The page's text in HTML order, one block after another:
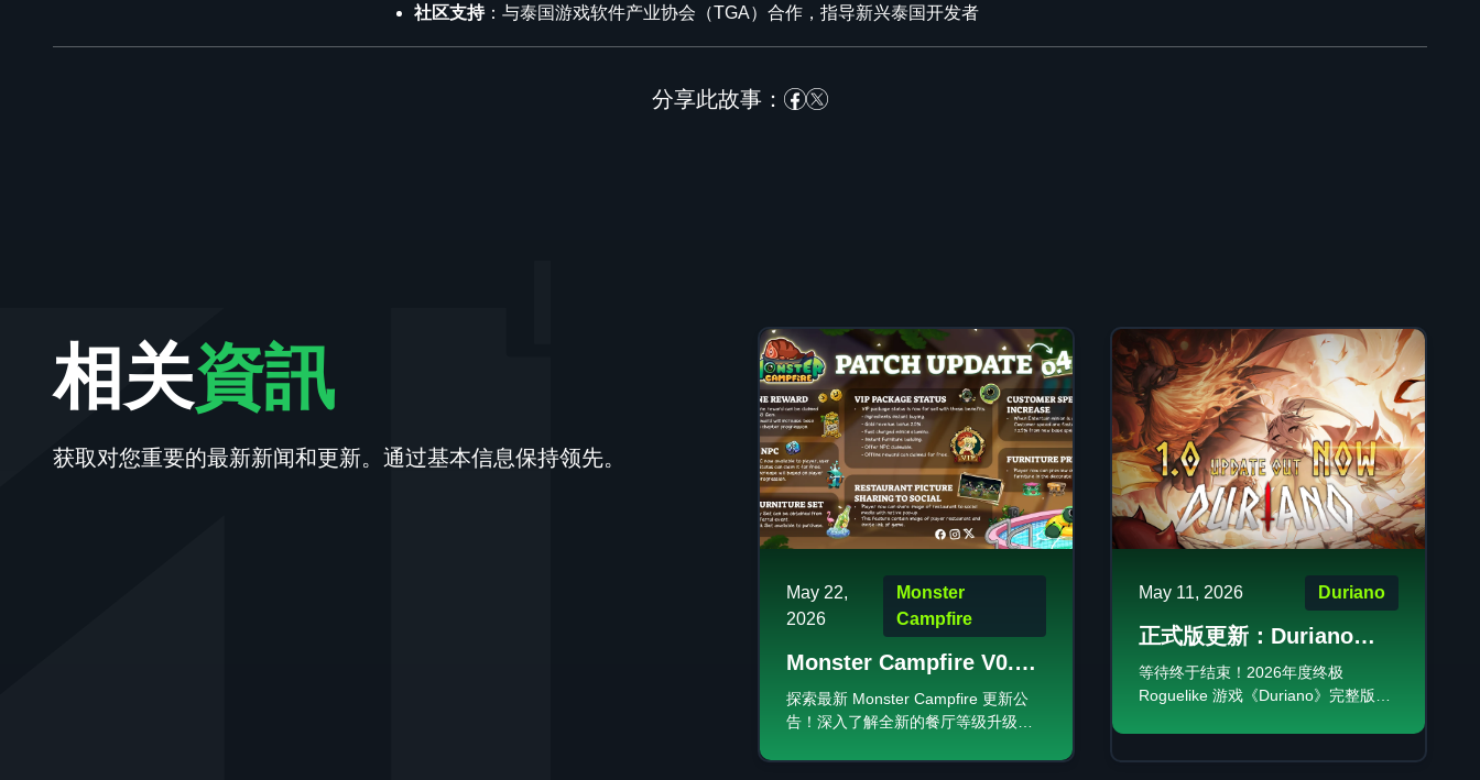
社区支持：与泰国游戏软件产业协会（TGA）合作，指导新兴泰国开发者
分享此故事：
相关資訊
获取对您重要的最新新闻和更新。通过基本信息保持领先。
May 22,
2026
Monster
Campfire
Monster Campfire V0.4.0
更新公告：餐厅等级与挂
机奖励
探索最新 Monster Campfire 更新公
告！深入了解全新的餐厅等级升级、
整。今天就来升级您的餐厅吧！
May 11, 2026 Duriano
正式版更新：Duriano
2026 Roguelike (肉鸽) 游
戏的终极体验
等待终于结束！2026年度终极
Roguelike 游戏《Duriano》完整版现
能、武器与强化增幅。做好战斗准